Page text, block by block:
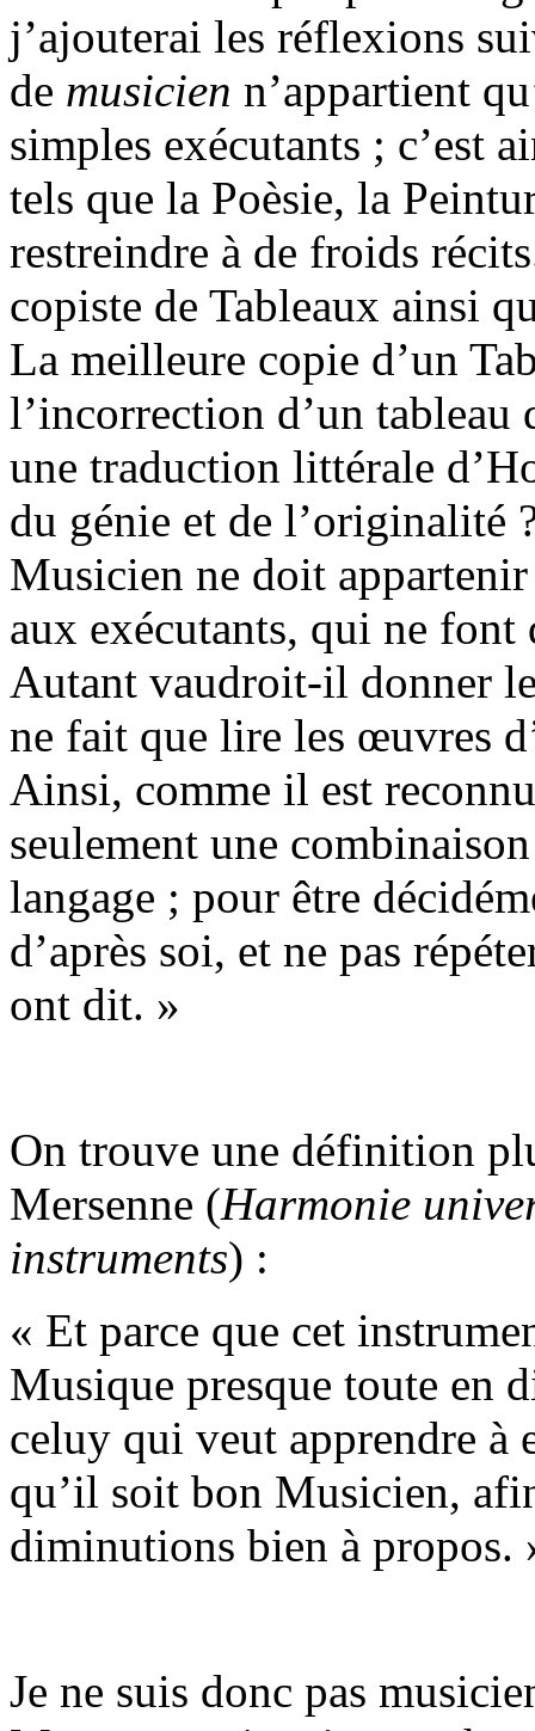
j’ajouterai les réflexions
de musicien n’appartient
simples exécutants ; c’est
tels que la Poèsie, la
restreindre à de froids
copiste de Tableaux ainsi
La meilleure copie d’un
l’incorrection d’un tableau
une traduction littérale
du génie et de l’originalité
Musicien ne doit
aux exécutants, qui ne font
Autant vaudroit-il donner
ne fait que lire les œuvres
Ainsi, comme il est
seulement une
langage ; pour être
d’après soi, et ne pas
ont dit. »
On trouve une définition
Mersenne (Harmonie
instruments) :
« Et parce que cet
Musique presque toute en
celuy qui veut apprendre à
qu’il soit bon Musicien,
diminutions bien à propos.
Je ne suis donc pas